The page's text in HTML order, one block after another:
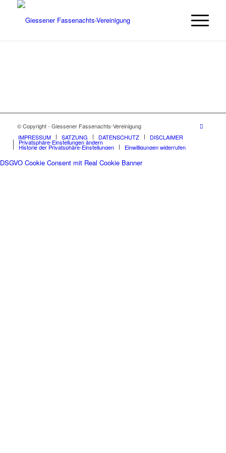
© Copyright - Giessener Fassenachts-Vereinigung
IMPRESSUM
SATZUNG DATENSCHUTZ DISCLAIMER
Privatsphäre-Einstellungen ändern
Historie der Privatsphäre-Einstellungen Einwilligungen widerrufen
DSGVO Cookie Consent mit Real Cookie Banner